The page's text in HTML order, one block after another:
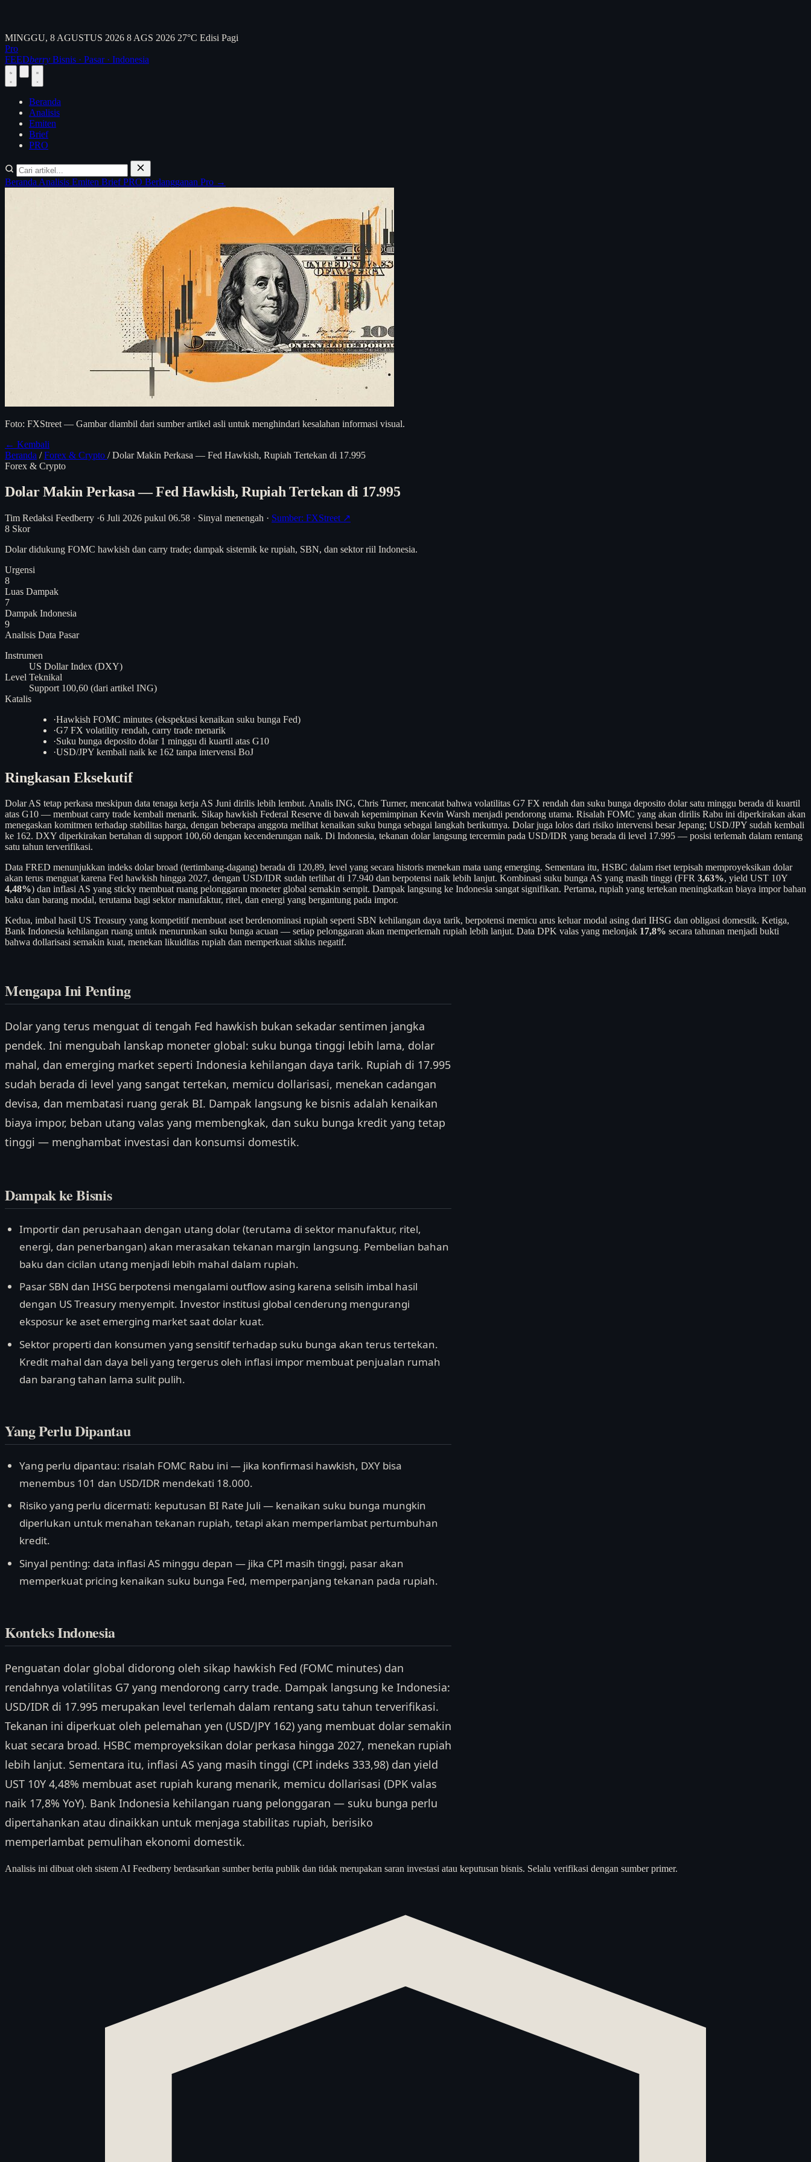
MINGGU, 8 AGUSTUS 2026 8 AGS 2026 27°C Edisi Pagi
Pro
FEEDberry Bisnis · Pasar · Indonesia
Beranda
Analisis
Emiten
Brief
PRO
Beranda Analisis Emiten BriefPRO Berlangganan Pro →
Foto: FXStreet — Gambar diambil dari sumber artikel asli untuk menghindari kesalahan informasi visual.
← Kembali
Beranda / Forex & Crypto / Dolar Makin Perkasa — Fed Hawkish, Rupiah Tertekan di 17.995
Forex & Crypto
Dolar Makin Perkasa — Fed Hawkish, Rupiah Tertekan di 17.995
Tim Redaksi Feedberry ·6 Juli 2026 pukul 06.58 · Sinyal menengah · Sumber: FXStreet ↗
8 Skor
Dolar didukung FOMC hawkish dan carry trade; dampak sistemik ke rupiah, SBN, dan sektor riil Indonesia.
Urgensi
8
Luas Dampak
7
Dampak Indonesia
9
Analisis Data Pasar
Instrumen
US Dollar Index (DXY)
Level Teknikal
Support 100,60 (dari artikel ING)
Katalis
·Hawkish FOMC minutes (ekspektasi kenaikan suku bunga Fed)
·G7 FX volatility rendah, carry trade menarik
·Suku bunga deposito dolar 1 minggu di kuartil atas G10
·USD/JPY kembali naik ke 162 tanpa intervensi BoJ
Ringkasan Eksekutif
Dolar AS tetap perkasa meskipun data tenaga kerja AS Juni dirilis lebih lembut. Analis ING, Chris Turner, mencatat bahwa volatilitas G7 FX rendah dan suku bunga deposito dolar satu minggu berada di kuartil
atas G10 — membuat carry trade kembali menarik. Sikap hawkish Federal Reserve di bawah kepemimpinan Kevin Warsh menjadi pendorong utama. Risalah FOMC yang akan dirilis Rabu ini diperkirakan akan
menegaskan komitmen terhadap stabilitas harga, dengan beberapa anggota melihat kenaikan suku bunga sebagai langkah berikutnya. Dolar juga lolos dari risiko intervensi besar Jepang; USD/JPY sudah kembali
ke 162. DXY diperkirakan bertahan di support 100,60 dengan kecenderungan naik. Di Indonesia, tekanan dolar langsung tercermin pada USD/IDR yang berada di level 17.995 — posisi terlemah dalam rentang
satu tahun terverifikasi.
Data FRED menunjukkan indeks dolar broad (tertimbang-dagang) berada di 120,89, level yang secara historis menekan mata uang emerging. Sementara itu, HSBC dalam riset terpisah memproyeksikan dolar
akan terus menguat karena Fed hawkish hingga 2027, dengan USD/IDR sudah terlihat di 17.940 dan berpotensi naik lebih lanjut. Kombinasi suku bunga AS yang masih tinggi (FFR 3,63%, yield UST 10Y
4,48%) dan inflasi AS yang sticky membuat ruang pelonggaran moneter global semakin sempit. Dampak langsung ke Indonesia sangat signifikan. Pertama, rupiah yang tertekan meningkatkan biaya impor bahan
baku dan barang modal, terutama bagi sektor manufaktur, ritel, dan energi yang bergantung pada impor.
Kedua, imbal hasil US Treasury yang kompetitif membuat aset berdenominasi rupiah seperti SBN kehilangan daya tarik, berpotensi memicu arus keluar modal asing dari IHSG dan obligasi domestik. Ketiga,
Bank Indonesia kehilangan ruang untuk menurunkan suku bunga acuan — setiap pelonggaran akan memperlemah rupiah lebih lanjut. Data DPK valas yang melonjak 17,8% secara tahunan menjadi bukti
bahwa dollarisasi semakin kuat, menekan likuiditas rupiah dan memperkuat siklus negatif.
Mengapa Ini Penting
Dolar yang terus menguat di tengah Fed hawkish bukan sekadar sentimen jangka
pendek. Ini mengubah lanskap moneter global: suku bunga tinggi lebih lama, dolar
mahal, dan emerging market seperti Indonesia kehilangan daya tarik. Rupiah di 17.995
sudah berada di level yang sangat tertekan, memicu dollarisasi, menekan cadangan
devisa, dan membatasi ruang gerak BI. Dampak langsung ke bisnis adalah kenaikan
biaya impor, beban utang valas yang membengkak, dan suku bunga kredit yang tetap
tinggi — menghambat investasi dan konsumsi domestik.
Dampak ke Bisnis
Importir dan perusahaan dengan utang dolar (terutama di sektor manufaktur, ritel,
energi, dan penerbangan) akan merasakan tekanan margin langsung. Pembelian bahan
baku dan cicilan utang menjadi lebih mahal dalam rupiah.
Pasar SBN dan IHSG berpotensi mengalami outflow asing karena selisih imbal hasil
dengan US Treasury menyempit. Investor institusi global cenderung mengurangi
eksposur ke aset emerging market saat dolar kuat.
Sektor properti dan konsumen yang sensitif terhadap suku bunga akan terus tertekan.
Kredit mahal dan daya beli yang tergerus oleh inflasi impor membuat penjualan rumah
dan barang tahan lama sulit pulih.
Yang Perlu Dipantau
Yang perlu dipantau: risalah FOMC Rabu ini — jika konfirmasi hawkish, DXY bisa
menembus 101 dan USD/IDR mendekati 18.000.
Risiko yang perlu dicermati: keputusan BI Rate Juli — kenaikan suku bunga mungkin
diperlukan untuk menahan tekanan rupiah, tetapi akan memperlambat pertumbuhan
kredit.
Sinyal penting: data inflasi AS minggu depan — jika CPI masih tinggi, pasar akan
memperkuat pricing kenaikan suku bunga Fed, memperpanjang tekanan pada rupiah.
Konteks Indonesia
Penguatan dolar global didorong oleh sikap hawkish Fed (FOMC minutes) dan
rendahnya volatilitas G7 yang mendorong carry trade. Dampak langsung ke Indonesia:
USD/IDR di 17.995 merupakan level terlemah dalam rentang satu tahun terverifikasi.
Tekanan ini diperkuat oleh pelemahan yen (USD/JPY 162) yang membuat dolar semakin
kuat secara broad. HSBC memproyeksikan dolar perkasa hingga 2027, menekan rupiah
lebih lanjut. Sementara itu, inflasi AS yang masih tinggi (CPI indeks 333,98) dan yield
UST 10Y 4,48% membuat aset rupiah kurang menarik, memicu dollarisasi (DPK valas
naik 17,8% YoY). Bank Indonesia kehilangan ruang pelonggaran — suku bunga perlu
dipertahankan atau dinaikkan untuk menjaga stabilitas rupiah, berisiko
memperlambat pemulihan ekonomi domestik.
Analisis ini dibuat oleh sistem AI Feedberry berdasarkan sumber berita publik dan tidak merupakan saran investasi atau keputusan bisnis. Selalu verifikasi dengan sumber primer.